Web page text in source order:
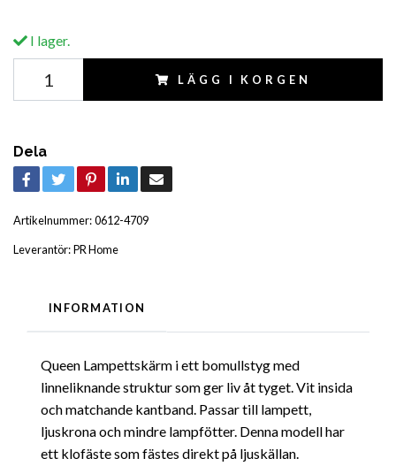
I lager.
LÄGG I KORGEN
Dela
Artikelnummer:0612-4709
Leverantör:PR Home
INFORMATION
Queen Lampettskärm i ett bomullstyg med
linneliknande struktur som ger liv åt tyget. Vit insida
och matchande kantband. Passar till lampett,
ljuskrona och mindre lampfötter. Denna modell har
ett klofäste som fästes direkt på ljuskällan.